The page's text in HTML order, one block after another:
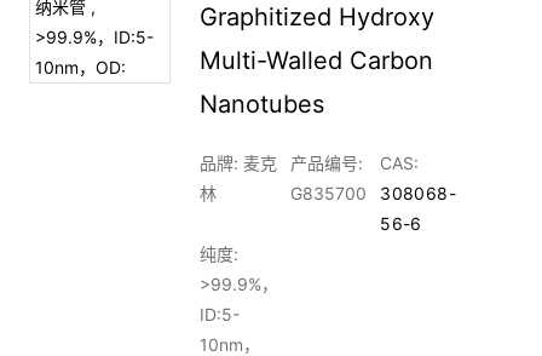
Graphitized Hydroxy
Multi-Walled Carbon
Nanotubes
品牌: 麦克
林
产品编号:
G835700
CAS:
308068-
56-6
纯度:
>99.9%，
ID:5-
10nm，